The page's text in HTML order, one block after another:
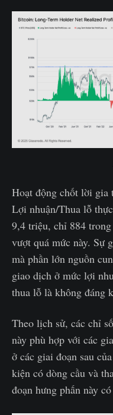
Hoạt động chốt lời gia
Lợi nhuận/Thua lỗ
9,4 triệu, chỉ 884
vượt quá mức này. Sự
mà phần lớn nguồn
giao dịch ở mức lợi
thua lỗ là không đáng
Theo lịch sử, các chỉ
này phù hợp với các
ở các giai đoạn sau
kiện có dòng cầu và
đoạn hưng phấn này